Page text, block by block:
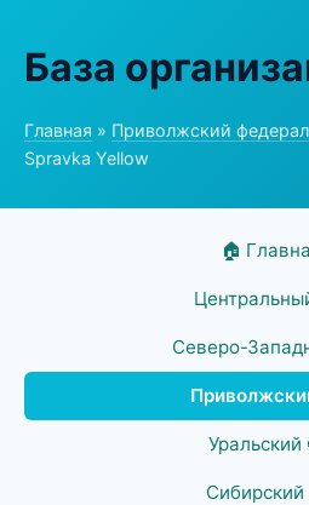
База
Главная » Приволжский
Spravka Yellow
🏠
Северо-